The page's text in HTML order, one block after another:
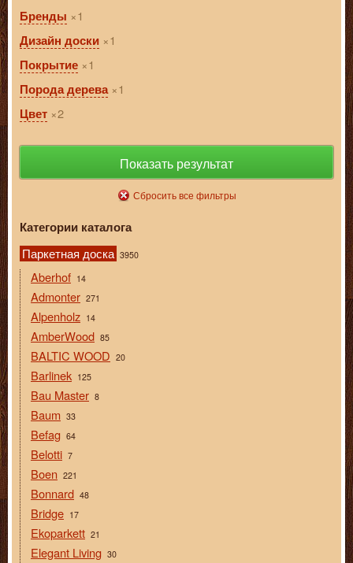
Бренды
1
Дизайн доски
1
Покрытие
1
Порода дерева
1
Цвет
2
Показать результат
Сбросить все фильтры
Категории каталога
Паркетная доска 3950
Aberhof 14
Admonter 271
Alpenholz 14
AmberWood 85
BALTIC WOOD 20
Barlinek 125
Bau Master 8
Baum 33
Befag 64
Belotti 7
Boen 221
Bonnard 48
Bridge 17
Ekoparkett 21
Elegant Living 30